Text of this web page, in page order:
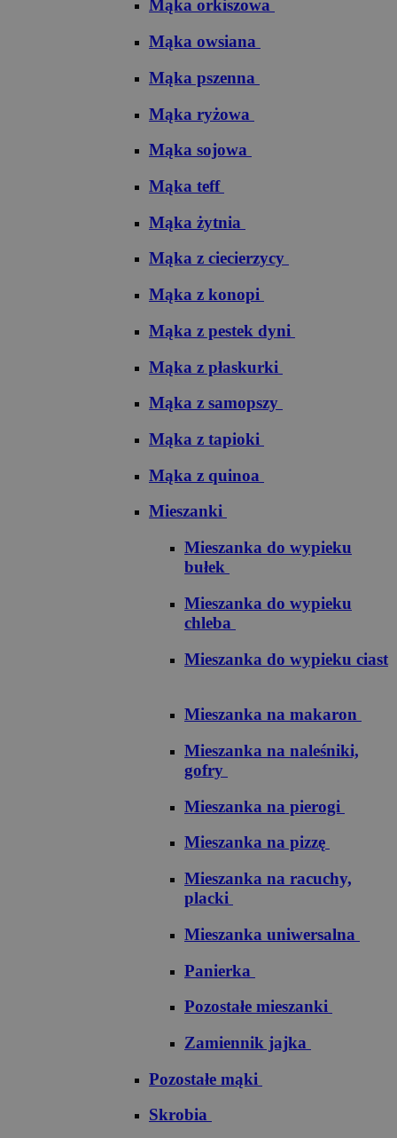
Mąka orkiszowa
Mąka owsiana
Mąka pszenna
Mąka ryżowa
Mąka sojowa
Mąka teff
Mąka żytnia
Mąka z ciecierzycy
Mąka z konopi
Mąka z pestek dyni
Mąka z płaskurki
Mąka z samopszy
Mąka z tapioki
Mąka z quinoa
Mieszanki
Mieszanka do wypieku
bułek
Mieszanka do wypieku
chleba
Mieszanka do wypieku ciast
Mieszanka na makaron
Mieszanka na naleśniki,
gofry
Mieszanka na pierogi
Mieszanka na pizzę
Mieszanka na racuchy,
placki
Mieszanka uniwersalna
Panierka
Pozostałe mieszanki
Zamiennik jajka
Pozostałe mąki
Skrobia